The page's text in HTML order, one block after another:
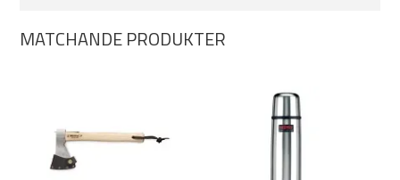
MATCHANDE PRODUKTER